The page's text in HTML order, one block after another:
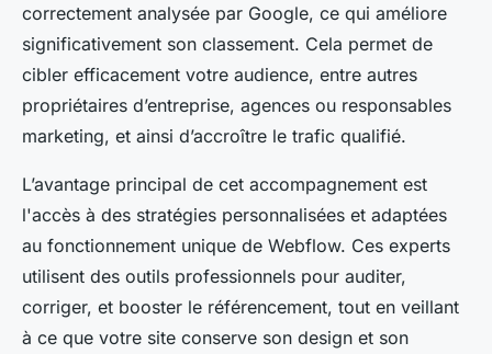
correctement analysée par Google, ce qui améliore
significativement son classement. Cela permet de
cibler efficacement votre audience, entre autres
propriétaires d’entreprise, agences ou responsables
marketing, et ainsi d’accroître le trafic qualifié.
L’avantage principal de cet accompagnement est
l'accès à des stratégies personnalisées et adaptées
au fonctionnement unique de Webflow. Ces experts
utilisent des outils professionnels pour auditer,
corriger, et booster le référencement, tout en veillant
à ce que votre site conserve son design et son